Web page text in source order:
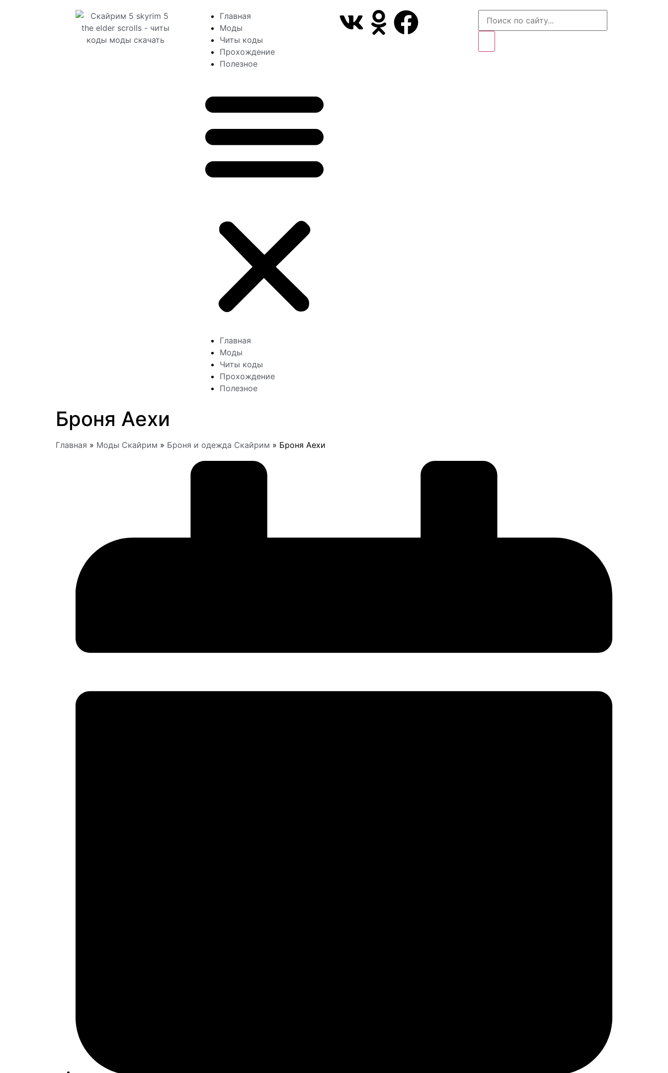
Главная
Моды
Читы коды
Прохождение
Полезное
Главная
Моды
Читы коды
Прохождение
Полезное
Броня Аехи
Главная » Моды Скайрим » Броня и одежда Скайрим » Броня Аехи